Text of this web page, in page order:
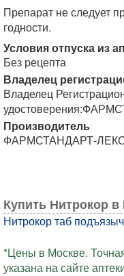
Препарат не следует
годности.
Условия отпуска из
Без рецепта
Владелец
Владелец
Производитель
ФАРМСТАНДАРТ-
Купить Нитрокор
Нитрокор таб
*Цены в Москве.
указана на сайте